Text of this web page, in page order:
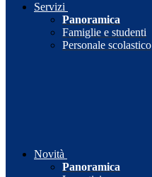
Servizi
Panoramica
Famiglie e studenti
Personale scolastico
Novità
Panoramica